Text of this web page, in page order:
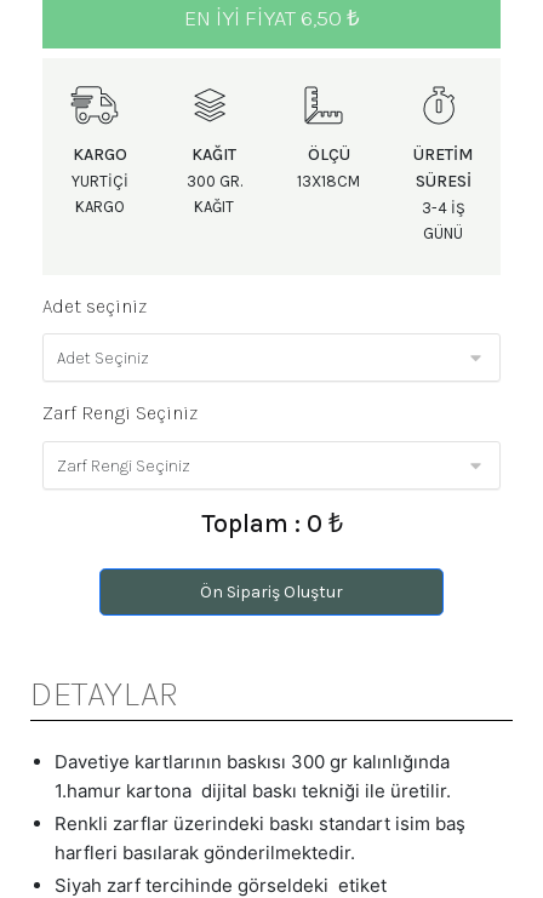
EN IYI FIYAT 6,50 ₺
KARGO
YURTIÇI
KARGO
KAĞIT
300 GR.
KAĞIT
ÖLÇÜ
13X18CM
ÜRETIM
SÜRESI
3-4 IŞ
GÜNÜ
Adet seçiniz
Zarf Rengi Seçiniz
Toplam : 0 ₺
Ön Sipariş Oluştur
DETAYLAR
Davetiye kartlarının baskısı 300 gr kalınlığında
1.hamur kartona dijital baskı tekniği ile üretilir.
Renkli zarflar üzerindeki baskı standart isim baş
harfleri basılarak gönderilmektedir.
Siyah zarf tercihinde görseldeki etiket